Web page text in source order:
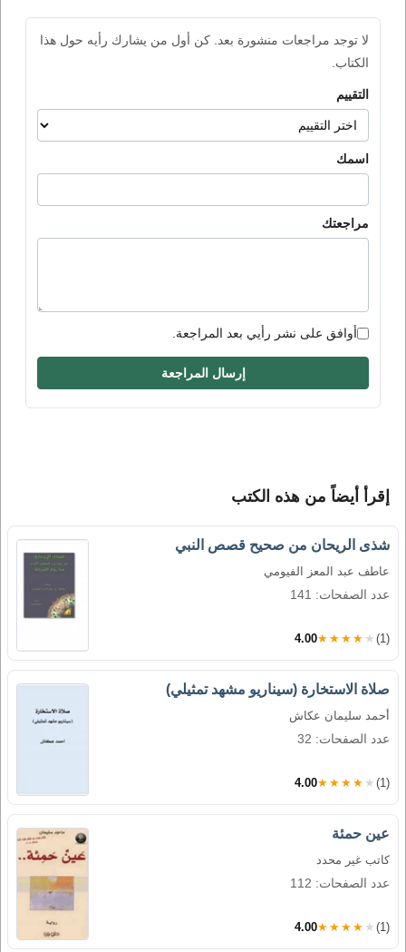
لا توجد مراجعات منشورة بعد. كن أول من يشارك رأيه حول هذا
الكتاب.
التقييم
اسمك
مراجعتك
أوافق على نشر رأيي بعد المراجعة.
إرسال المراجعة
إقرأ أيضاً من هذه الكتب
شذى الريحان من صحيح قصص النبي
عاطف عبد المعز الفيومي
عدد الصفحات: 141
4.00★★★★★ (1)
صلاة الاستخارة (سيناريو مشهد تمثيلي)
أحمد سليمان عكاش
عدد الصفحات: 32
4.00★★★★★ (1)
عين حمئة
كاتب غير محدد
عدد الصفحات: 112
4.00★★★★★ (1)